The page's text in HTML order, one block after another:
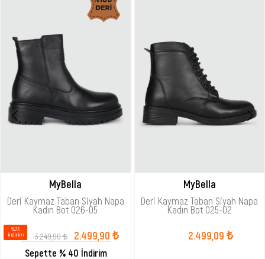
MyBella
Deri Kaymaz Taban Siyah Napa
Kadın Bot 026-05
2.499,90 ₺
3.249,90 ₺
Sepette % 40 İndirim
%23
i̇ndirim
MyBella
Deri Kaymaz Taban Siyah Napa
Kadın Bot 025-02
2.499,09 ₺